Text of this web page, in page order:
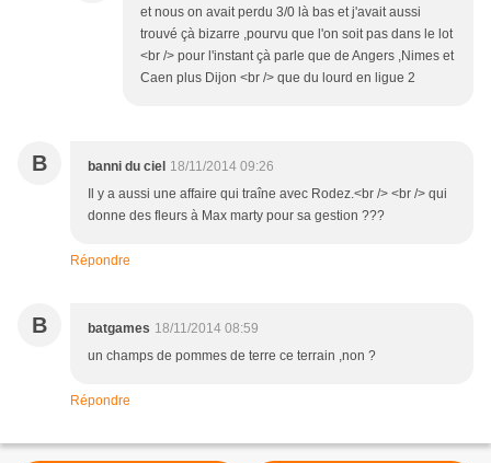
et nous on avait perdu 3/0 là bas et j'avait aussi
trouvé çà bizarre ,pourvu que l'on soit pas dans le lot
<br /> pour l'instant çà parle que de Angers ,Nimes et
Caen plus Dijon <br /> que du lourd en ligue 2
B banni du ciel 18/11/2014 09:26
Il y a aussi une affaire qui traîne avec Rodez.<br /> <br /> qui
donne des fleurs à Max marty pour sa gestion ???
Répondre
B batgames 18/11/2014 08:59
un champs de pommes de terre ce terrain ,non ?
Répondre